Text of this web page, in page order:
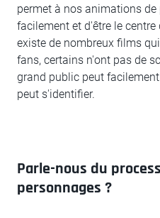
permet à nos animations
facilement et d'être le
existe de nombreux films
fans, certains n'ont pas de
grand public peut
peut s'identifier.
Parle-nous du
personnages ?